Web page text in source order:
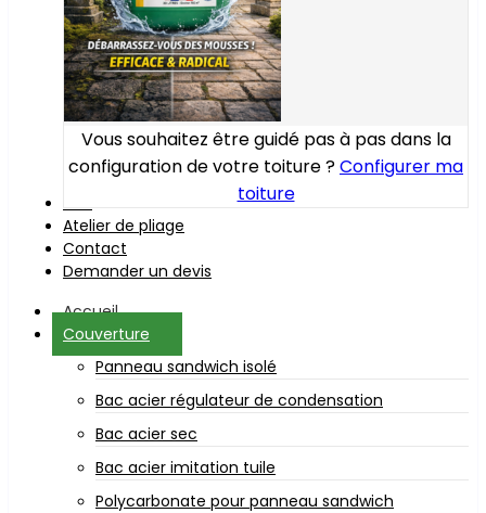
Vous souhaitez être guidé pas à pas dans la
configuration de votre toiture ?Configurer ma
toiture
Atelier de pliage
Contact
Demander un devis
Accueil
Couverture
Panneau sandwich isolé
Bac acier régulateur de condensation
Bac acier sec
Bac acier imitation tuile
Polycarbonate pour panneau sandwich